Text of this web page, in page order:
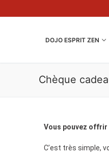
DOJO ESPRIT ZEN
Chèque
Vous pouvez offrir
C’est très simple,